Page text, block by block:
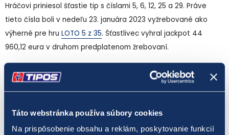
Táto webstránka používa súbory cookies
Na prispôsobenie obsahu a reklám, poskytovanie funkcií
Hráčovi priniesol šťastie tip s číslami 5, 6, 12, 25 a 29. Práve
tieto čísla boli v nedeľu 23. januára 2023 vyžrebované ako
výherné pre hru LOTO 5 z 35. Šťastlivec vyhral jackpot 44
960,12 eura v druhom predplatenom žrebovaní.
HraLOTO 5 z 35patrí medzi číselné lotérie s malým základným
získanie hlavnej výhry. Pravdepodobnosť výhry v prvom poradí
v hre LOTO 5 z 35 je približne 1 : 324 000. Päť výherných čísel